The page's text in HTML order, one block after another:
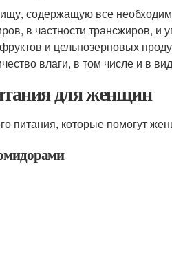
содержащую все
в частности трансжиров, и
и цельнозерновых
влаги, в том числе и в
для женщин
питания, которые помогут